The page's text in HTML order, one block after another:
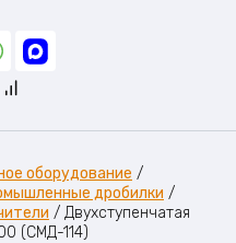
оборудование /
дробилки /
/ Двухступенчатая
(СМД-114)